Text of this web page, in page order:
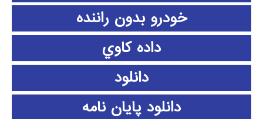
خودرو بدون راننده
داده كاوي
دانلود
دانلود پايان نامه